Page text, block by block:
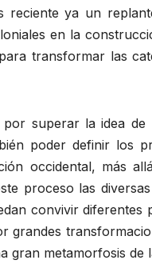
ya un
en la
transformar las
superar la idea
poder definir los
occidental, más
proceso las
convivir diferentes
metamorfosis de